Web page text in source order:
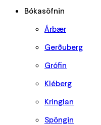
Bókasöfnin
Árbær
Gerðuberg
Grófin
Kléberg
Kringlan
Spöngin